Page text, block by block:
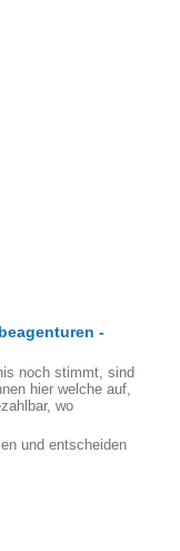
-
noch stimmt, sind
hier welche auf,
wo
und entscheiden